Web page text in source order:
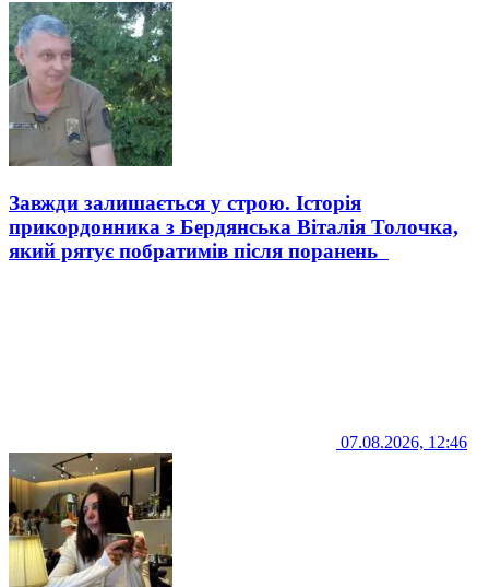
Завжди залишається у строю. Історія
прикордонника з Бердянська Віталія Толочка,
який рятує побратимів після поранень
07.08.2026, 12:46